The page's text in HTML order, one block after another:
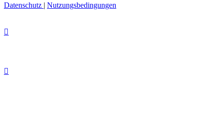
Datenschutz | Nutzungsbedingungen